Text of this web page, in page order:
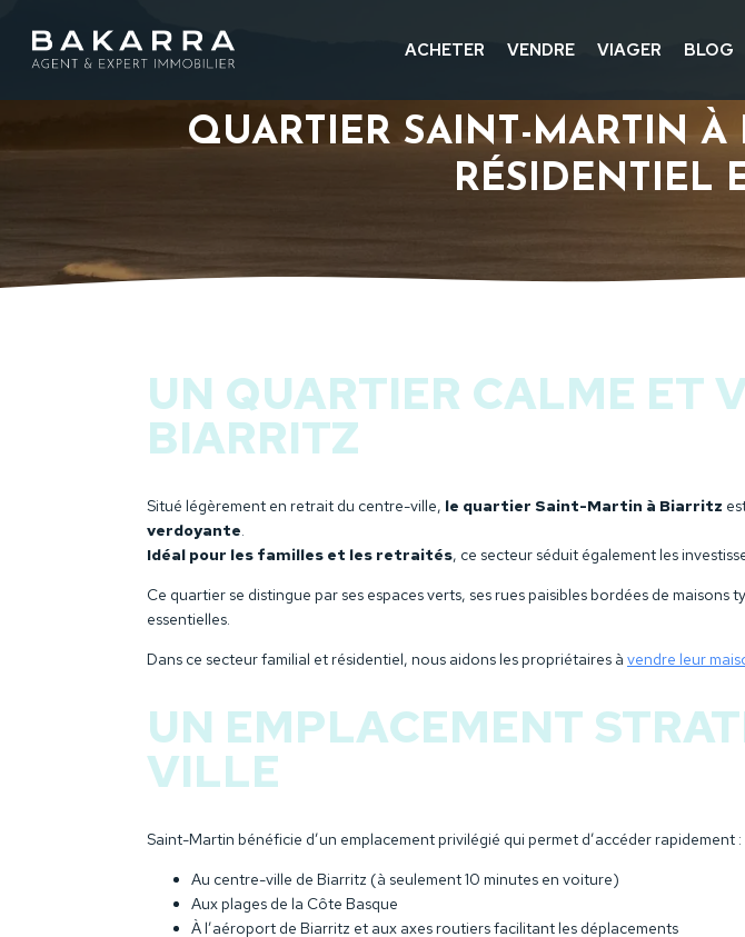
ACHETER VENDRE VIAGER BLOG
QUARTIER SAINT-MARTIN
RÉSIDENTIEL
UN QUARTIER CALME ET
BIARRITZ
Situé légèrement en retrait du centre-ville, le quartier Saint-Martin à Biarritz
verdoyante.
Idéal pour les familles et les retraités, ce secteur séduit également les
Ce quartier se distingue par ses espaces verts, ses rues paisibles bordées de
essentielles.
Dans ce secteur familial et résidentiel, nous aidons les propriétaires à vendre leur
UN EMPLACEMENT
VILLE
Saint-Martin bénéficie d’un emplacement privilégié qui permet d’accéder rapidement :
Au centre-ville de Biarritz (à seulement 10 minutes en voiture)
Aux plages de la Côte Basque
À l’aéroport de Biarritz et aux axes routiers facilitant les déplacements